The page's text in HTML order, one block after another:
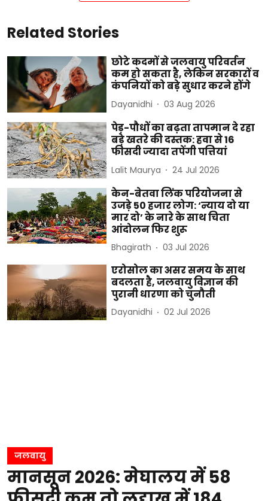
Related Stories
छोटे कदमों से जलवायु परिवर्तन
कम हो सकता है, लेकिन सरकारों व
कंपनियों को बड़े सुधार करने होंगे
Dayanidhi 03 Aug 2026
पेड़-पौधों का बढ़ता तापमान दे रहा
बड़े खतरे की दस्तक: हवा से 16
फीसदी ज्यादा तपेंगी पत्तियां
Lalit Maurya 24 Jul 2026
केन-बेतवा लिंक परियोजना से
उजड़े 50 हजार लोग: ‘न्याय दो या
मार दो’ के नारे के साथ चिता
आंदोलन फिर शुरू
Bhagirath 03 Jul 2026
एरोसोल का असर समय के साथ
बदलता है, जलवायु विज्ञान की
पुरानी धारणा को चुनौती
Dayanidhi 02 Jul 2026
जलवायु
मानसून 2026: मेघालय में 58